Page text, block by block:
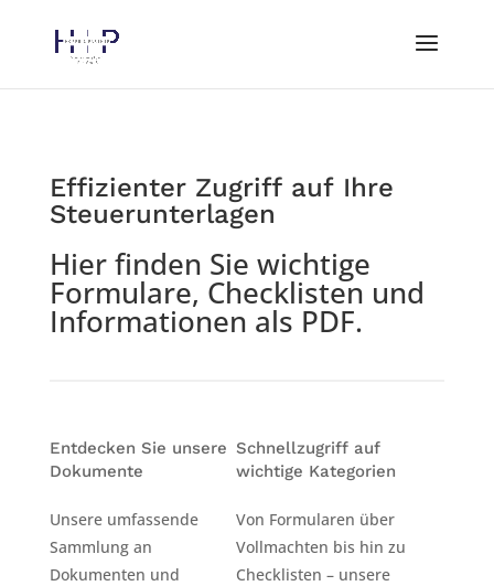
Effizienter Zugriff auf Ihre
Steuerunterlagen
Hier finden Sie wichtige
Formulare, Checklisten und
Informationen als PDF.
Entdecken Sie unsere
Dokumente
Unsere umfassende
Sammlung an
Dokumenten und
Schnellzugriff auf
wichtige Kategorien
Von Formularen über
Vollmachten bis hin zu
Checklisten – unsere